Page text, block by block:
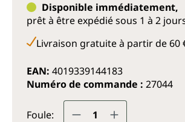
Disponible immédiatement,
prêt à être expédié sous 1 à 2
Livraison gratuite à partir de 60
EAN: 4019339144183
Numéro de commande : 27044
Foule: Quantité de